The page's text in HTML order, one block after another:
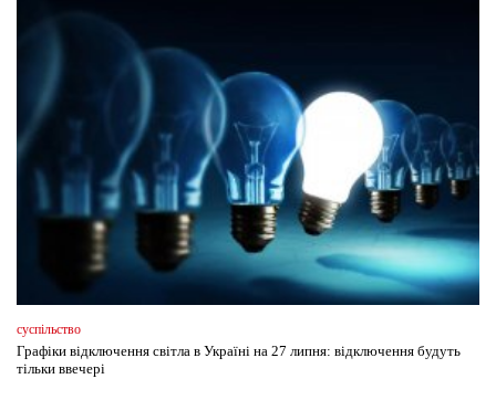
суспільство
Графіки відключення світла в Україні на 27 липня: відключення будуть
тільки ввечері